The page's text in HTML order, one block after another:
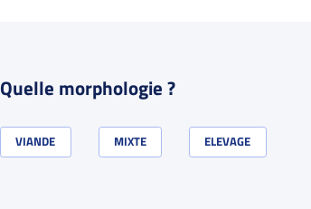
Quelle morphologie ?
VIANDE MIXTE ELEVAGE